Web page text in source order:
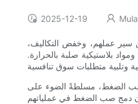
2025-12-19
سير عملهم، وخفض التكاليف،
بلاستيكية صلبة بالحرارة.
لصب الضغط، مسلطةً الضوء على